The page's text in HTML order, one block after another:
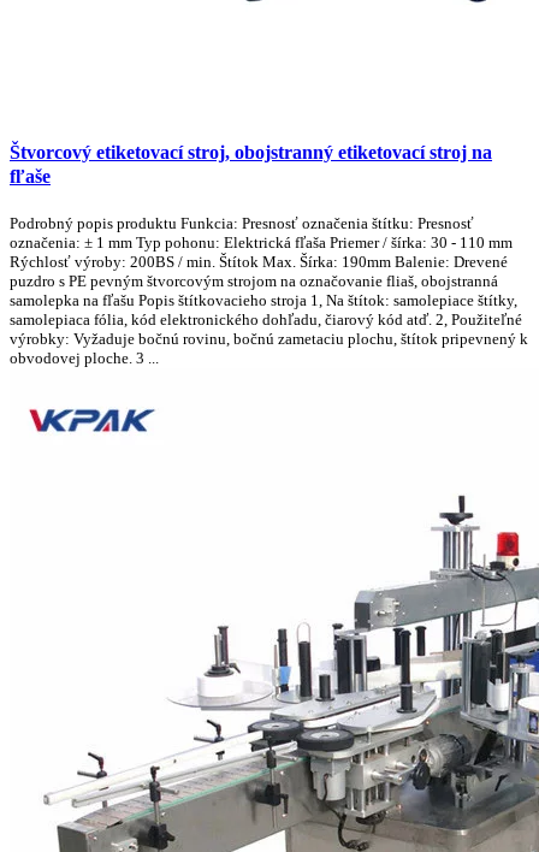
Štvorcový etiketovací stroj, obojstranný etiketovací stroj na
fľaše
Podrobný popis produktu Funkcia: Presnosť označenia štítku: Presnosť
označenia: ± 1 mm Typ pohonu: Elektrická fľaša Priemer / šírka: 30 - 110 mm
Rýchlosť výroby: 200BS / min. Štítok Max. Šírka: 190mm Balenie: Drevené
puzdro s PE pevným štvorcovým strojom na označovanie fliaš, obojstranná
samolepka na fľašu Popis štítkovacieho stroja 1, Na štítok: samolepiace štítky,
samolepiaca fólia, kód elektronického dohľadu, čiarový kód atď. 2, Použiteľné
výrobky: Vyžaduje bočnú rovinu, bočnú zametaciu plochu, štítok pripevnený k
obvodovej ploche. 3 ...